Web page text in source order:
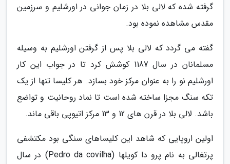
گرفته شده که لالی بلا در زمان جوانی در اورشلیم و سرزمین
مقدس مشاهده نموده بود.
گفته می گردد که لالی بلا پس از گرفتن اورشلیم به وسیله
مسلمانان در سال 1187 کوشش کرد تا در جواب این کار
اورشلیم نو را به عنوان مرکز خود بسازد. هر کلیسا تنها از یک
تکه سنگ مجزا ساخته شده است تا نماد روحانیت و تواضع
باشد. لالی بلا در قرن های 12 و 13 مرکز اتیوپی باقی ماند.
اولین اروپایی که شاهد این کلیساهای سنگی بود مکتشفی
پرتغالی به نام پرو دا کویلها (Pedro da covilha) در سال